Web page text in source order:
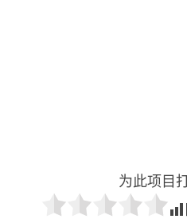
为此项目